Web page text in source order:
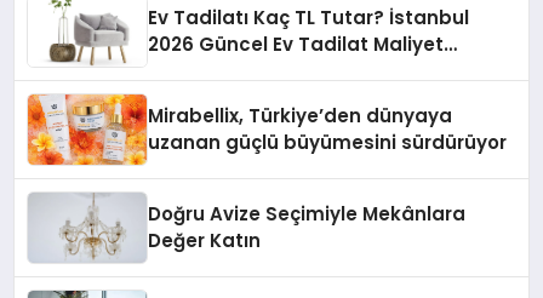
Ev Tadilatı Kaç TL Tutar? İstanbul
2026 Güncel Ev Tadilat Maliyet
Mirabellix, Türkiye’den dünyaya
uzanan güçlü büyümesini sürdürüyor
Doğru Avize Seçimiyle Mekânlara
Değer Katın